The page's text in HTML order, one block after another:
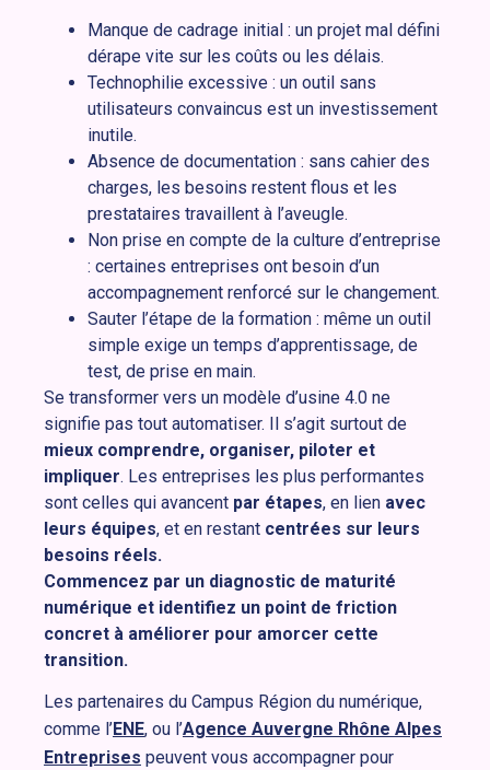
Manque de cadrage initial : un projet mal défini
dérape vite sur les coûts ou les délais.
Technophilie excessive : un outil sans
utilisateurs convaincus est un investissement
inutile.
Absence de documentation : sans cahier des
charges, les besoins restent flous et les
prestataires travaillent à l’aveugle.
Non prise en compte de la culture d’entreprise
: certaines entreprises ont besoin d’un
accompagnement renforcé sur le changement.
Sauter l’étape de la formation : même un outil
simple exige un temps d’apprentissage, de
test, de prise en main.
Se transformer vers un modèle d’usine 4.0 ne
signifie pas tout automatiser. Il s’agit surtout de
mieux comprendre, organiser, piloter et
impliquer. Les entreprises les plus performantes
sont celles qui avancent par étapes, en lien avec
leurs équipes, et en restant centrées sur leurs
besoins réels.
Commencez par un diagnostic de maturité
numérique et identifiez un point de friction
concret à améliorer pour amorcer cette
transition.
Les partenaires du Campus Région du numérique,
comme l’ENE, ou l’Agence Auvergne Rhône Alpes
Entreprises peuvent vous accompagner pour